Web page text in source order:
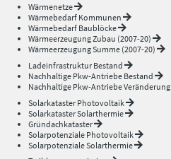
Wärmenetze
Wärmebedarf Kommunen
Wärmebedarf Baublöcke
Wärmeerzeugung Zubau (2007-20)
Wärmeerzeugung Summe (2007-20)
Ladeinfrastruktur Bestand
Nachhaltige Pkw-Antriebe Bestand
Nachhaltige Pkw-Antriebe Veränderung
Solarkataster Photovoltaik
Solarkataster Solarthermie
Gründachkataster
Solarpotenziale Photovoltaik
Solarpotenziale Solarthermie